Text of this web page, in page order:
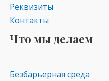
Реквизиты
Контакты
Что мы делаем
Безбарьерная среда